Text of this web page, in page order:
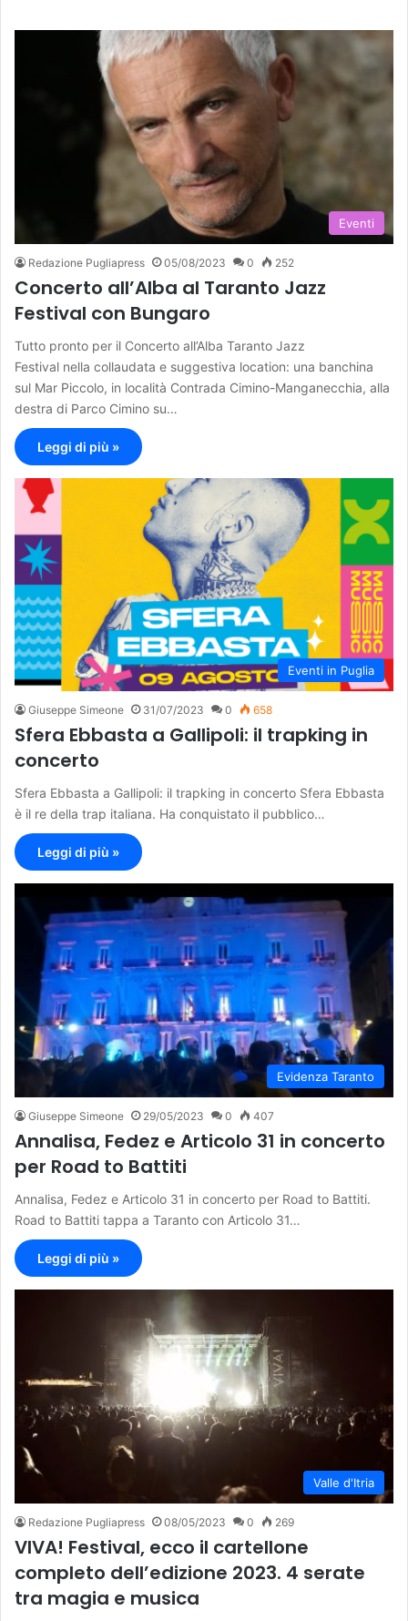
Eventi
Redazione Pugliapress 05/08/2023 0 252
Concerto all’Alba al Taranto Jazz
Festival con Bungaro
Tutto pronto per il Concerto all’Alba Taranto Jazz
Festival nella collaudata e suggestiva location: una banchina
sul Mar Piccolo, in località Contrada Cimino-Manganecchia, alla
destra di Parco Cimino su…
Leggi di più »
Eventi in Puglia
Giuseppe Simeone 31/07/2023 0 658
Sfera Ebbasta a Gallipoli: il trapking in
concerto
Sfera Ebbasta a Gallipoli: il trapking in concerto Sfera Ebbasta
è il re della trap italiana. Ha conquistato il pubblico…
Leggi di più »
Evidenza Taranto
Giuseppe Simeone 29/05/2023 0 407
Annalisa, Fedez e Articolo 31 in concerto
per Road to Battiti
Annalisa, Fedez e Articolo 31 in concerto per Road to Battiti.
Road to Battiti tappa a Taranto con Articolo 31…
Leggi di più »
Valle d'Itria
Redazione Pugliapress 08/05/2023 0 269
VIVA! Festival, ecco il cartellone
completo dell’edizione 2023. 4 serate
tra magia e musica